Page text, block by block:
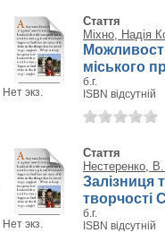
Нет экз.
Стаття
Міхно, Надія
міського
б.г.
ISBN відсутній
Нет экз.
Стаття
Нестеренко,
Залізниця
творчості
б.г.
ISBN відсутній